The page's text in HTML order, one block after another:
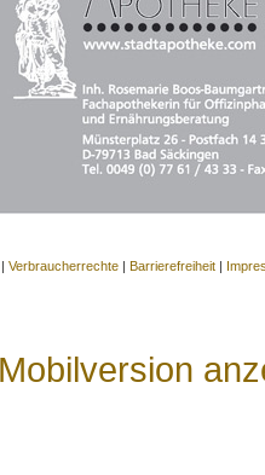
| Verbraucherrechte | Barrierefreiheit |
Mobilversion